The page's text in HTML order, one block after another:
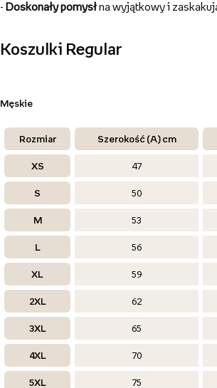
- Doskonały pomysłna wyjątkowy i
Koszulki Regular
Męskie
Rozmiar Szerokość (A) cm
XS 47
S 50
M 53
L 56
XL 59
2XL 62
3XL 65
4XL 70
5XL 75